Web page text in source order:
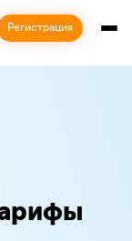
Регистрация